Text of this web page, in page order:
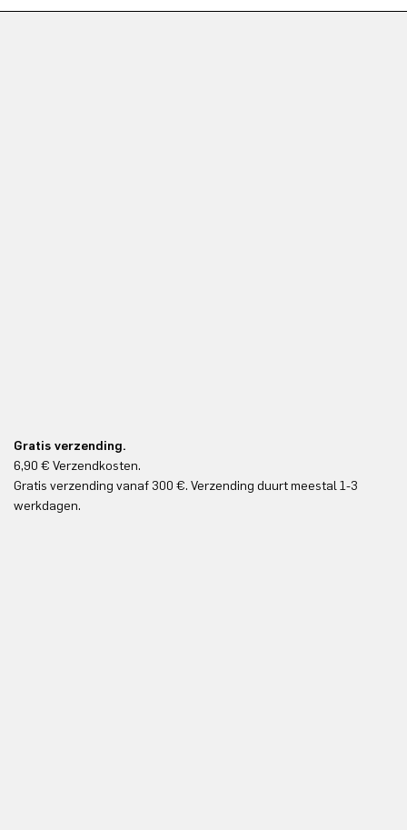
Gratis verzending.
6,90 € Verzendkosten.
Gratis verzending vanaf 300 €. Verzending duurt meestal 1-3
werkdagen.